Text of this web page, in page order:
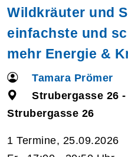
Wildkräuter und
einfachste und
mehr Energie &
Tamara Prömer
Strubergasse 26 -
Strubergasse 26
1 Termine, 25.09.2026